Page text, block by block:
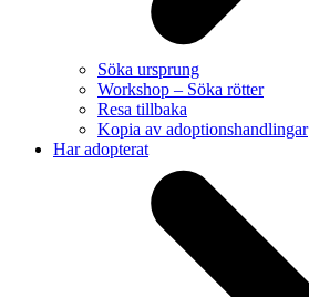
Söka ursprung
Workshop – Söka rötter
Resa tillbaka
Kopia av adoptionshandlingar
Har adopterat